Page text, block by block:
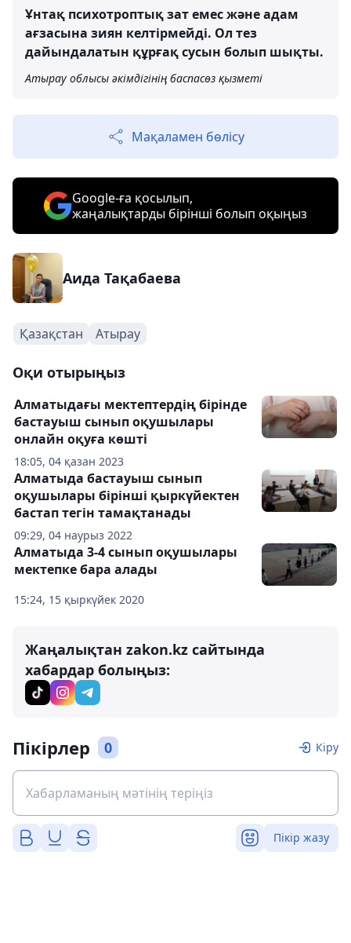
Ұнтақ психотроптық зат емес және адам
ағзасына зиян келтірмейді. Ол тез
дайындалатын құрғақ сусын болып шықты.
Атырау облысы әкімдігінің баспасөз қызметі
Мақаламен бөлісу
Google-ға қосылып,
жаңалықтарды бірінші болып оқыңыз
Аида Тақабаева
Қазақстан Атырау
Оқи отырыңыз
18:05, 04 қазан 2023
Алматыдағы мектептердің бірінде
бастауыш сынып оқушылары
онлайн оқуға көшті
09:29, 04 наурыз 2022
Алматыда бастауыш сынып
оқушылары бірінші қыркүйектен
бастап тегін тамақтанады
15:24, 15 қыркүйек 2020
Алматыда 3-4 сынып оқушылары
мектепке бара алады
Жаңалықтан zakon.kz сайтында
хабардар болыңыз:
Пікірлер 0 Кіру
Пікір жазу